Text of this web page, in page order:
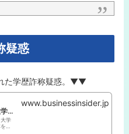
疑惑
た学歴詐称疑惑。▼▼
小池知事、カイロ大学の卒業証書原本を公表「ご自由にご覧頂きたい」 | Business Insider Japan
学
公
www.businessinsider.jp